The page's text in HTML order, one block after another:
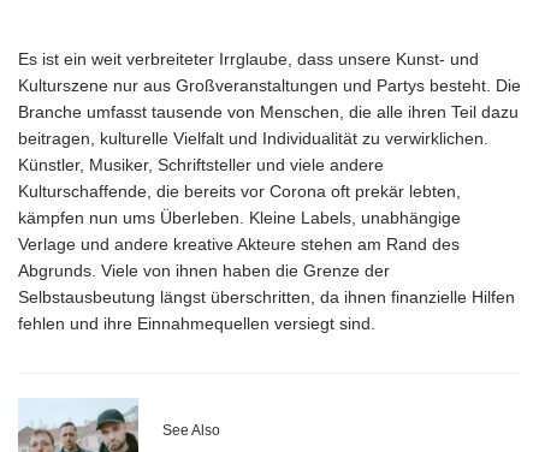
Es ist ein weit verbreiteter Irrglaube, dass unsere Kunst- und
Kulturszene nur aus Großveranstaltungen und Partys besteht. Die
Branche umfasst tausende von Menschen, die alle ihren Teil dazu
beitragen, kulturelle Vielfalt und Individualität zu verwirklichen.
Künstler, Musiker, Schriftsteller und viele andere
Kulturschaffende, die bereits vor Corona oft prekär lebten,
kämpfen nun ums Überleben. Kleine Labels, unabhängige
Verlage und andere kreative Akteure stehen am Rand des
Abgrunds. Viele von ihnen haben die Grenze der
Selbstausbeutung längst überschritten, da ihnen finanzielle Hilfen
fehlen und ihre Einnahmequellen versiegt sind.
See Also